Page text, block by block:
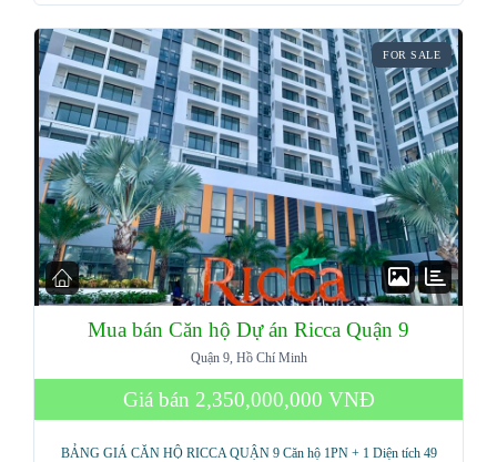
FOR SALE
Mua bán Căn hộ Dự án Ricca Quận 9
Quận 9, Hồ Chí Minh
Giá bán 2,350,000,000 VNĐ
BẢNG GIÁ CĂN HỘ RICCA QUẬN 9 Căn hộ 1PN + 1 Diện tích 49